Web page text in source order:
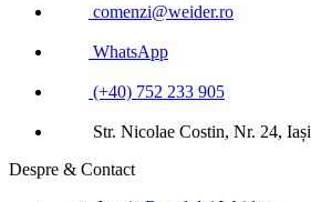
comenzi@weider.ro
WhatsApp
(+40) 752 233 905
Str. Nicolae Costin, Nr. 24, Iași
Despre & Contact